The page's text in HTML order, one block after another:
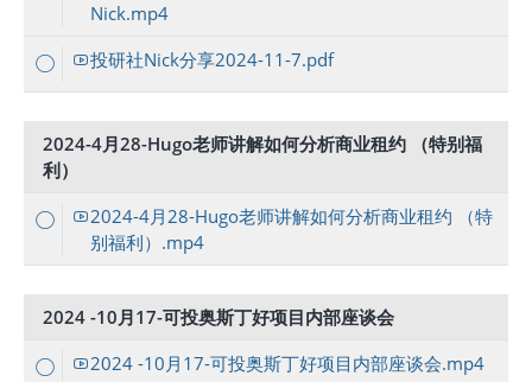
Nick.mp4
投研社Nick分享2024-11-7.pdf
2024-4月28-Hugo老师讲解如何分析商业租约 （特别福
利）
2024-4月28-Hugo老师讲解如何分析商业租约 （特
别福利）.mp4
2024 -10月17-可投奥斯丁好项目内部座谈会
2024 -10月17-可投奥斯丁好项目内部座谈会.mp4